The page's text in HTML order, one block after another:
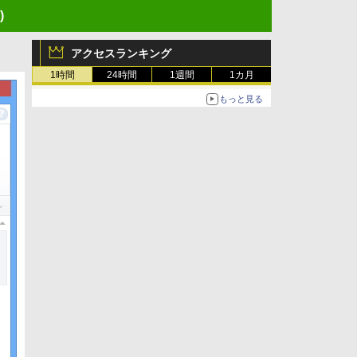
アクセスランキング
1時間 24時間 1週間 1カ月
もっと見る